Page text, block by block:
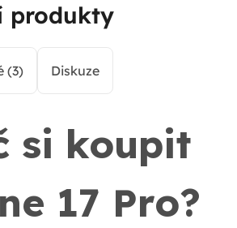
produkty
(3) Diskuze
si koupit
17 Pro?